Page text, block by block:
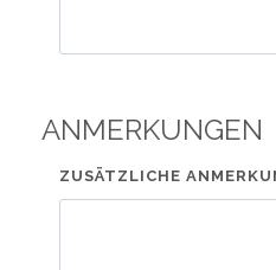
ANMERKUNGEN
ZUSÄTZLICHE